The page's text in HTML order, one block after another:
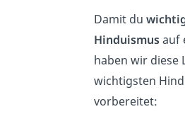
Damit du
Hinduismusauf
haben wir diese
wichtigsten
vorbereitet: